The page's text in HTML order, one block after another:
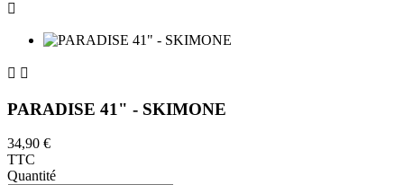

 
PARADISE 41" - SKIMONE
34,90 €
TTC
Quantité